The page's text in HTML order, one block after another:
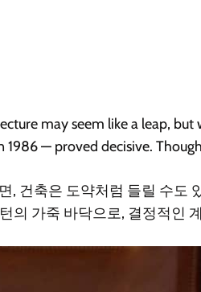
may seem like a leap,
1986 — proved decisive.
, 건축은 도약처럼 들릴 수도
의 가죽 바닥으로, 결정적인